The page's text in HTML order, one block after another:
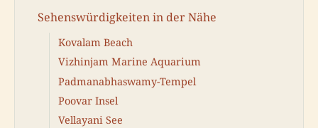
Sehenswürdigkeiten in der Nähe
Kovalam Beach
Vizhinjam Marine Aquarium
Padmanabhaswamy-Tempel
Poovar Insel
Vellayani See